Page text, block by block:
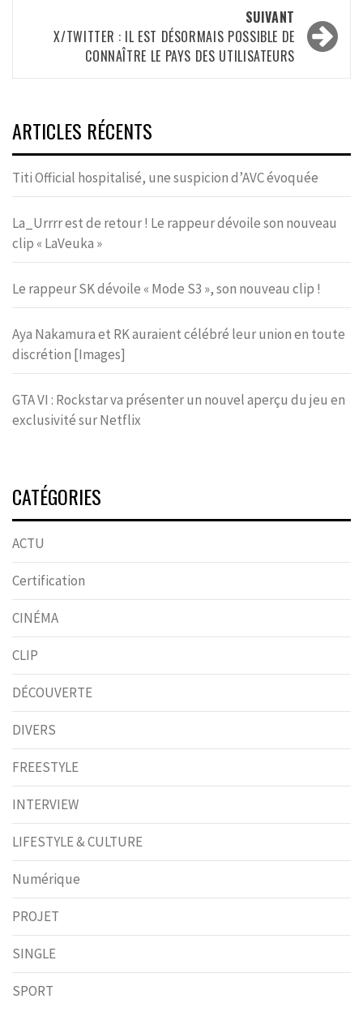
SUIVANT
X/TWITTER : IL EST DÉSORMAIS POSSIBLE DE
CONNAÎTRE LE PAYS DES UTILISATEURS
ARTICLES RÉCENTS
Titi Official hospitalisé, une suspicion d’AVC évoquée
La_Urrrr est de retour ! Le rappeur dévoile son nouveau
clip « LaVeuka »
Le rappeur SK dévoile « Mode S3 », son nouveau clip !
Aya Nakamura et RK auraient célébré leur union en toute
discrétion [Images]
GTA VI : Rockstar va présenter un nouvel aperçu du jeu en
exclusivité sur Netflix
CATÉGORIES
ACTU
Certification
CINÉMA
CLIP
DÉCOUVERTE
DIVERS
FREESTYLE
INTERVIEW
LIFESTYLE & CULTURE
Numérique
PROJET
SINGLE
SPORT